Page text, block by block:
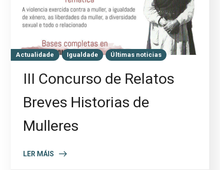
Actualidade Igualdade Últimas noticias
III Concurso de Relatos
Breves Historias de
Mulleres
LER MÁIS